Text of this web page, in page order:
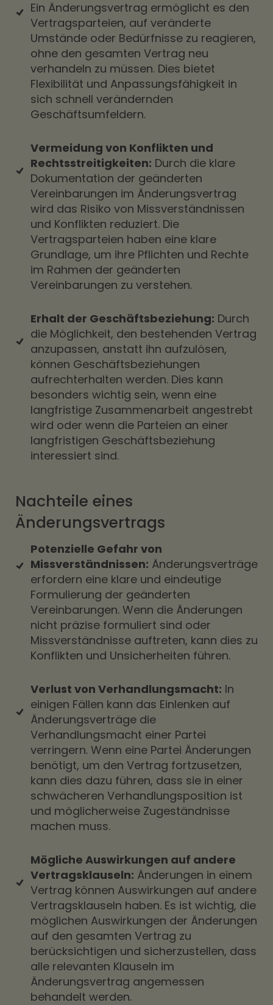
Ein Änderungsvertrag ermöglicht es den
Vertragsparteien, auf veränderte
Umstände oder Bedürfnisse zu reagieren,
ohne den gesamten Vertrag neu
verhandeln zu müssen. Dies bietet
Flexibilität und Anpassungsfähigkeit in
sich schnell verändernden
Geschäftsumfeldern.
Vermeidung von Konflikten und
Rechtsstreitigkeiten: Durch die klare
Dokumentation der geänderten
Vereinbarungen im Änderungsvertrag
wird das Risiko von Missverständnissen
und Konflikten reduziert. Die
Vertragsparteien haben eine klare
Grundlage, um ihre Pflichten und Rechte
im Rahmen der geänderten
Vereinbarungen zu verstehen.
Erhalt der Geschäftsbeziehung: Durch
die Möglichkeit, den bestehenden Vertrag
anzupassen, anstatt ihn aufzulösen,
können Geschäftsbeziehungen
aufrechterhalten werden. Dies kann
besonders wichtig sein, wenn eine
langfristige Zusammenarbeit angestrebt
wird oder wenn die Parteien an einer
langfristigen Geschäftsbeziehung
interessiert sind.
Nachteile eines
Änderungsvertrags
Potenzielle Gefahr von
Missverständnissen: Änderungsverträge
erfordern eine klare und eindeutige
Formulierung der geänderten
Vereinbarungen. Wenn die Änderungen
nicht präzise formuliert sind oder
Missverständnisse auftreten, kann dies zu
Konflikten und Unsicherheiten führen.
Verlust von Verhandlungsmacht: In
einigen Fällen kann das Einlenken auf
Änderungsverträge die
Verhandlungsmacht einer Partei
verringern. Wenn eine Partei Änderungen
benötigt, um den Vertrag fortzusetzen,
kann dies dazu führen, dass sie in einer
schwächeren Verhandlungsposition ist
und möglicherweise Zugeständnisse
machen muss.
Mögliche Auswirkungen auf andere
Vertragsklauseln: Änderungen in einem
Vertrag können Auswirkungen auf andere
Vertragsklauseln haben. Es ist wichtig, die
möglichen Auswirkungen der Änderungen
auf den gesamten Vertrag zu
berücksichtigen und sicherzustellen, dass
alle relevanten Klauseln im
Änderungsvertrag angemessen
behandelt werden.